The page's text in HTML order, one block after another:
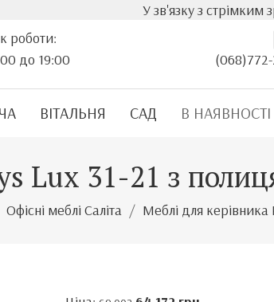
У зв'язку з стрімким
роботи:
до 19:00
ВІТАЛЬНЯ САД В НАЯВНОСТІ
Lux 31-21 з
Офісні меблі Саліта Меблі для керівника